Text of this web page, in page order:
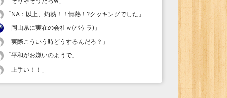
「NA：以上、灼熱！！情熱！?クッキングでした 」
「岡山県に実在の会社ｗ(バケラ) 」
「実際こういう時どうするんだろ？ 」
「平和がお嫌いのようで 」
「 上手い！！ 」